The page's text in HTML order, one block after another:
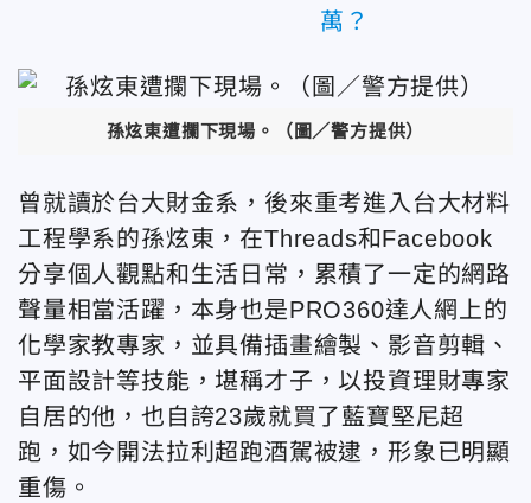
萬？
孫炫東遭攔下現場。 （圖／警方提供）
曾就讀於台大財金系，後來重考進入台大材料
工程學系的孫炫東，在Threads和Facebook
分享個人觀點和生活日常，累積了一定的網路
聲量相當活躍，本身也是PRO360達人網上的
化學家教專家，並具備插畫繪製、影音剪輯、
平面設計等技能 ，堪稱才子，以投資理財專家
自居的他，也自誇23歲就買了藍寶堅尼超
跑，如今開法拉利超跑酒駕被逮，形象已明顯
重傷。